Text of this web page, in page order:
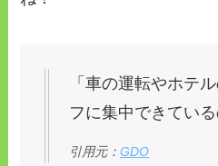
「車の運転やホテ
フに集中できてい
引用元：GDO